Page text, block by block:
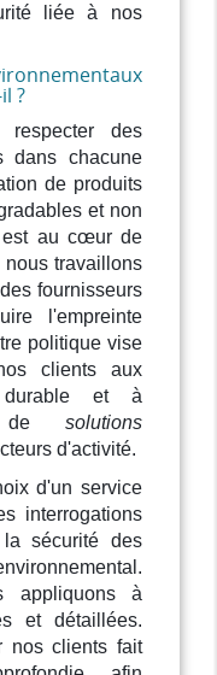
liée à nos
?
des
dans chacune
de produits
et non
est au cœur de
nous travaillons
fournisseurs
l'empreinte
politique vise
clients aux
durable et à
de solutions
d'activité.
d'un service
interrogations
sécurité des
appliquons à
et détaillées.
nos clients fait